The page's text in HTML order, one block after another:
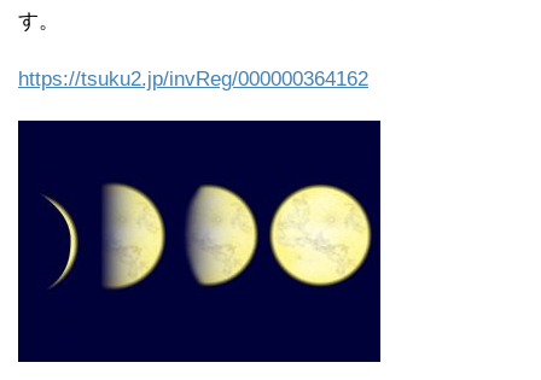
す。
https://tsuku2.jp/invReg/000000364162